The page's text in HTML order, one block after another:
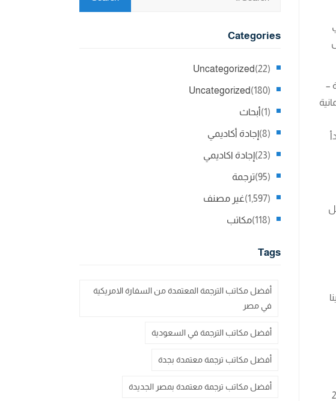
–
تحصل على ترجمتك خلال 24
Categories
Uncategorized (22)
Uncategorized (180)
أبحاث (1)
إجادة أكاديمي (8)
إجادة اكاديمي (23)
ترجمة (95)
غير مصنف (1,597)
مكاتب (118)
Tags
أفضل مكاتب الترجمة المعتمدة من السفارة الامريكية
في مصر
أفضل مكاتب الترجمة في السعودية
أفضل مكاتب ترجمة معتمدة بجدة
أفضل مكاتب ترجمة معتمدة بمصر الجديدة